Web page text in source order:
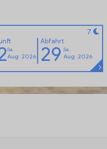
7
Sa.
Aug. 2026
Abfahrt
29 Sa.
Aug. 2026